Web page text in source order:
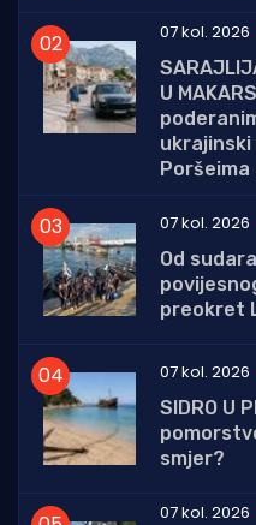
07 kol. 2026
U
Poršeima
07 kol. 2026
Od
preokret
07 kol. 2026
SIDRO U
smjer?
07 kol. 2026